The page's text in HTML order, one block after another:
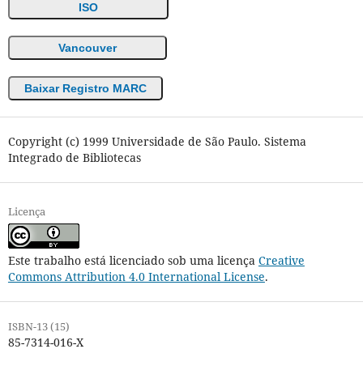
ISO
Vancouver
Baixar Registro MARC
Copyright (c) 1999 Universidade de São Paulo. Sistema
Integrado de Bibliotecas
Licença
Este trabalho está licenciado sob uma licença Creative
Commons Attribution 4.0 International License.
ISBN-13 (15)
85-7314-016-X